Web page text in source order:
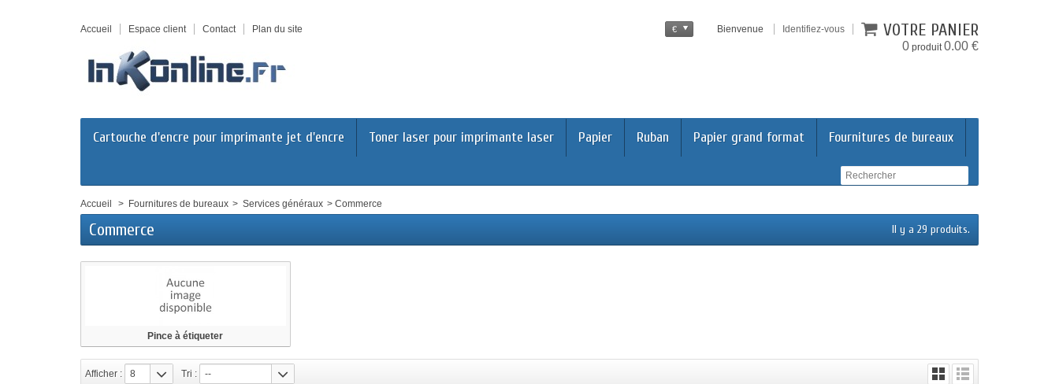
Accueil Espace client Contact Plan du site Bienvenue Identifiez-vous VOTRE PANIER
0 produit0.00 €
€
Cartouche d'encre pour imprimante jet d'encre Toner laser pour imprimante laser Papier Ruban Papier grand format Fournitures de bureaux
Accueil > Fournitures de bureaux > Services généraux > Commerce
Commerce Il y a 29 produits.
Pince à étiqueter
Afficher : 8 Tri : --